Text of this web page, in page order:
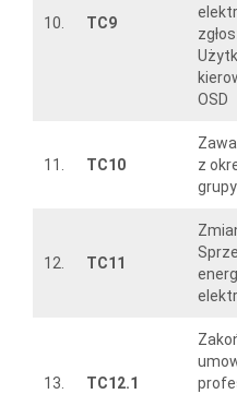
10. TC9
OSD
11. TC10
z
12. TC11
13. TC12.1